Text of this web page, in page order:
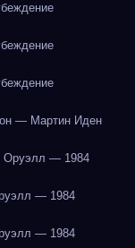
— Мартин Иден
Оруэлл — 1984
— 1984
— 1984